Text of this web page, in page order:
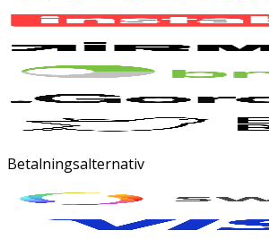
Betalningsalternativ